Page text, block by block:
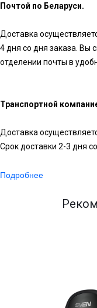
Почтой по Беларуси.
Доставка
4 дня со дня заказа. Вы
отделении почты в
Транспортной
Доставка
Срок доставки 2-3 дня
Подробнее